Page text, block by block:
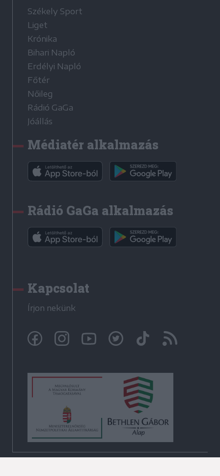
Székely Sport
Liget
Krónika
Bihari Napló
Erdélyi Napló
Főtér
Nőileg
Rádió GaGa
Jóállás
Médiatér alkalmazás
Rádió GaGa alkalmazás
Kapcsolat
Írjon nekünk